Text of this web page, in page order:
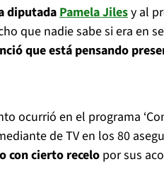
diputadaPamela Jilesy al
que nadie sabe si era en
que está pensando
ocurrió en el programa
de TV en los 80
con cierto recelo por sus